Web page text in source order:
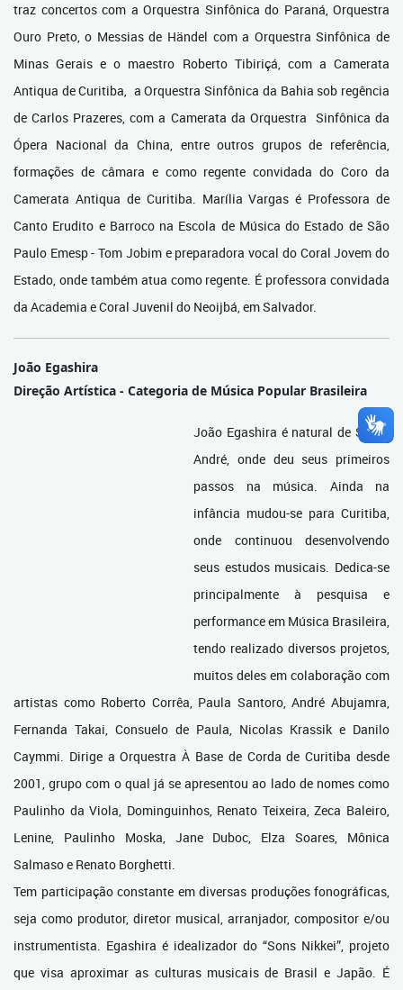
traz concertos com a Orquestra Sinfônica do Paraná, Orquestra
Ouro Preto, o Messias de Händel com a Orquestra Sinfônica de
Minas Gerais e o maestro Roberto Tibiriçá, com a Camerata
Antiqua de Curitiba, a Orquestra Sinfônica da Bahia sob regência
de Carlos Prazeres, com a Camerata da Orquestra Sinfônica da
Ópera Nacional da China, entre outros grupos de referência,
formações de câmara e como regente convidada do Coro da
Camerata Antiqua de Curitiba. Marília Vargas é Professora de
Canto Erudito e Barroco na Escola de Música do Estado de São
Paulo Emesp - Tom Jobim e preparadora vocal do Coral Jovem do
Estado, onde também atua como regente. É professora convidada
da Academia e Coral Juvenil do Neoijbá, em Salvador.
João Egashira
Direção Artística - Categoria de Música Popular Brasileira
João Egashira é natural de Santo
André, onde deu seus primeiros
passos na música. Ainda na
infância mudou-se para Curitiba,
onde continuou desenvolvendo
seus estudos musicais. Dedica-se
principalmente à pesquisa e
performance em Música Brasileira,
tendo realizado diversos projetos,
muitos deles em colaboração com
artistas como Roberto Corrêa, Paula Santoro, André Abujamra,
Fernanda Takai, Consuelo de Paula, Nicolas Krassik e Danilo
Caymmi. Dirige a Orquestra À Base de Corda de Curitiba desde
2001, grupo com o qual já se apresentou ao lado de nomes como
Paulinho da Viola, Dominguinhos, Renato Teixeira, Zeca Baleiro,
Lenine, Paulinho Moska, Jane Duboc, Elza Soares, Mônica
Salmaso e Renato Borghetti.
Tem participação constante em diversas produções fonográficas,
seja como produtor, diretor musical, arranjador, compositor e/ou
instrumentista. Egashira é idealizador do “Sons Nikkei”, projeto
que visa aproximar as culturas musicais de Brasil e Japão. É